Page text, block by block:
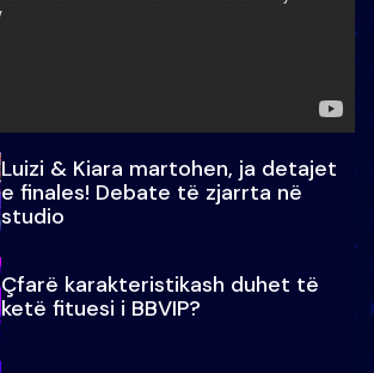
Luizi & Kiara martohen, ja detajet
e finales! Debate të zjarrta në
studio
Çfarë karakteristikash duhet të
ketë fituesi i BBVIP?